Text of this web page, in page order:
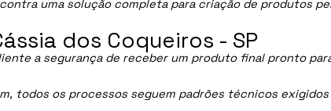
uma solução completa para criação de produtos
a segurança de receber um produto final pronto
todos os processos seguem padrões técnicos
dos Coqueiros - SP